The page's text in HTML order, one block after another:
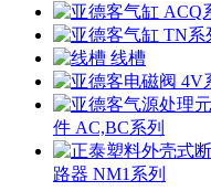
线槽
件 AC,BC系列
路器 NM1系列